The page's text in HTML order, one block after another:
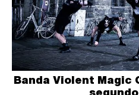
Banda Violent Magic